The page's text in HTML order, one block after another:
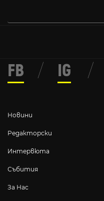
Новини
Редакторски
Интервюта
Събития
За Нас
FB / IG /